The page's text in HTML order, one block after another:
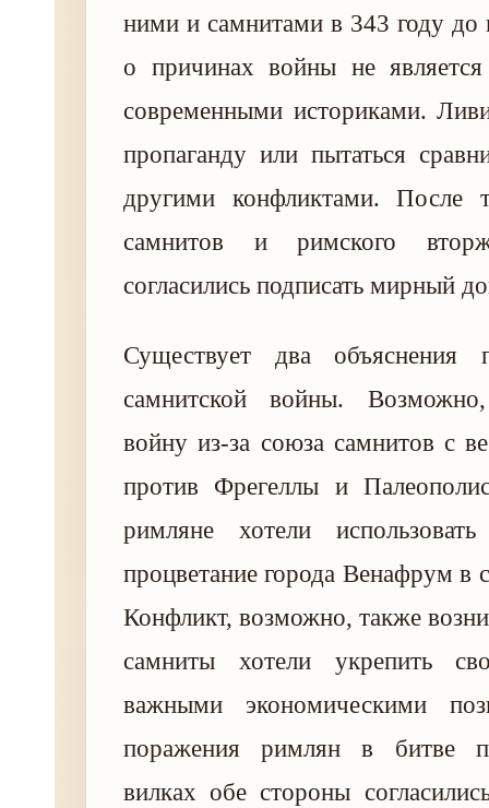
ними и самнитами в 343 году до
о причинах войны не
современными историками.
пропаганду или пытаться
другими конфликтами. После
самнитов и римского
согласились подписать мирный
Существует два объяснения
самнитской войны.
войну из-за союза самнитов с
против Фрегеллы и
римляне хотели использовать
процветание города Венафрум в
Конфликт, возможно, также
самниты хотели укрепить
важными экономическими
поражения римлян в битве
вилках обе стороны